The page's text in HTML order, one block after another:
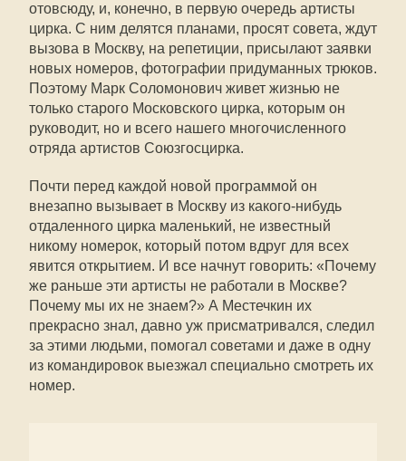
отовсюду, и, конечно, в первую очередь артисты
цирка. С ним делятся планами, просят совета, ждут
вызова в Москву, на репетиции, присылают заявки
новых номеров, фотографии придуманных трюков.
Поэтому Марк Соломонович живет жизнью не
только старого Московского цирка, которым он
руководит, но и всего нашего многочисленного
отряда артистов Союзгосцирка.
Почти перед каждой новой программой он
внезапно вызывает в Москву из какого-нибудь
отдаленного цирка маленький, не известный
никому номерок, который потом вдруг для всех
явится открытием. И все начнут говорить: «Почему
же раньше эти артисты не работали в Москве?
Почему мы их не знаем?» А Местечкин их
прекрасно знал, давно уж присматривался, следил
за этими людьми, помогал советами и даже в одну
из командировок выезжал специально смотреть их
номер.